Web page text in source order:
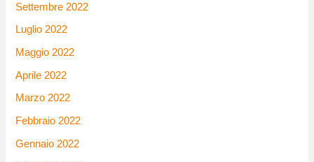
Settembre 2022
Luglio 2022
Maggio 2022
Aprile 2022
Marzo 2022
Febbraio 2022
Gennaio 2022